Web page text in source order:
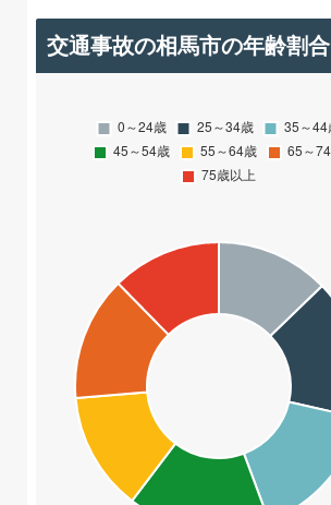
交通事故の相馬市の年齢割合